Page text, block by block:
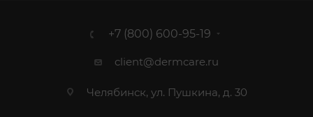
+7 (800) 600-95-19
client@dermcare.ru
Челябинск, ул. Пушкина, д. 30